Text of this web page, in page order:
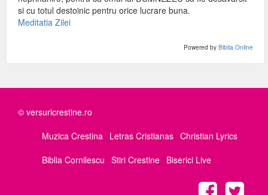
si cu totul destoinic pentru orice lucrare buna.
Meditatia Zilei
Powered by Biblia Online
© versuricrestine.ro
Muzica Crestina Letras Cristianas Christian Lyrics
Biblia Cornilescu Stiri Crestine Biserici Live